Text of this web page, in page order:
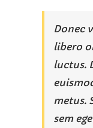
Donec
libero
luctus.
metus.
sem